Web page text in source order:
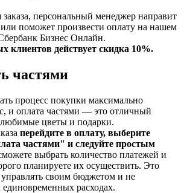
заказа, персональный менеджер направит
поможет произвести оплату на нашем
Бизнес Онлайн.
клиентов действует скидка 10%.
частями
процесс покупки максимально
и оплата частями — это отличный
цветы и подарки.
перейдите в оплату, выберите
частями" и следуйте простым
выбрать количество платежей и
планируете их осуществить. Это
управлять своим бюджетом и не
расходах.